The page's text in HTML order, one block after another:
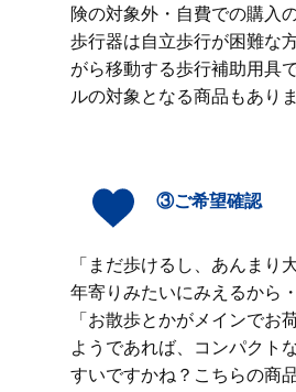
険の対象外・自費での購入
歩行器は自立歩行が困難な
がら移動する歩行補助用具
ルの対象となる商品もありま
③ご希望確認
「まだ歩けるし、あんまり
年寄りみたいにみえるから
「お散歩とかがメインでお
ようであれば、コンパクト
すいですかね？こちらの商